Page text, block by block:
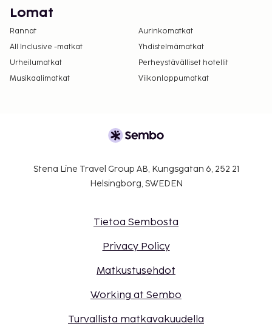
Lomat
Rannat
Aurinkomatkat
All Inclusive -matkat
Yhdistelmämatkat
Urheilumatkat
Perheystävälliset hotellit
Musikaalimatkat
Viikonloppumatkat
Stena Line Travel Group AB, Kungsgatan 6, 252 21
Helsingborg, SWEDEN
Tietoa Sembosta
Privacy Policy
Matkustusehdot
Working at Sembo
Turvallista matkavakuudella